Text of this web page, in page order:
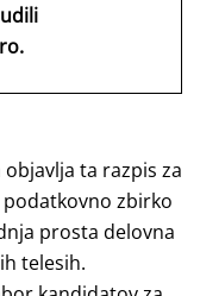
ta razpis za
zbirko
prosta delovna
telesih.